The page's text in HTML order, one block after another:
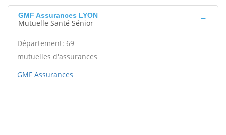
GMF Assurances LYON
Mutuelle Santé Sénior
Département: 69
mutuelles d'assurances
GMF Assurances